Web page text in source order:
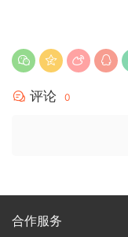
评论 0
合作服务